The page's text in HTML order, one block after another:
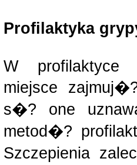
Profilaktyka
W profilaktyce
miejsce
s�? one
metod�?
Szczepienia